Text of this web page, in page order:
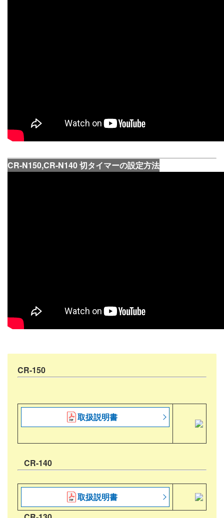
CR-N150,CR-N140 切タイマーの設定方法
CR-150
取扱説明書
CR-140
取扱説明書